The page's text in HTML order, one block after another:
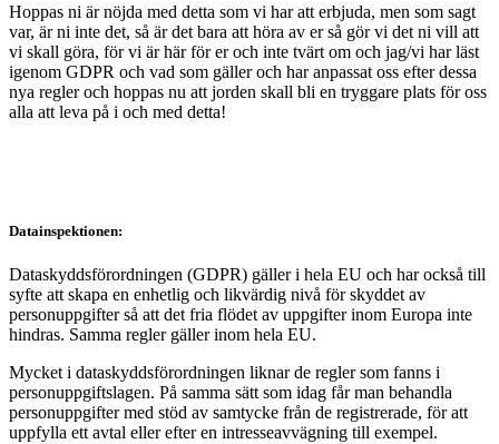
Hoppas ni är nöjda med detta som vi har att erbjuda, men som sagt
var, är ni inte det, så är det bara att höra av er så gör vi det ni vill att
vi skall göra, för vi är här för er och inte tvärt om och jag/vi har läst
igenom GDPR och vad som gäller och har anpassat oss efter dessa
nya regler och hoppas nu att jorden skall bli en tryggare plats för oss
alla att leva på i och med detta!
Datainspektionen:
Dataskyddsförordningen (GDPR) gäller i hela EU och har också till
syfte att skapa en enhetlig och likvärdig nivå för skyddet av
personuppgifter så att det fria flödet av uppgifter inom Europa inte
hindras. Samma regler gäller inom hela EU.
Mycket i dataskyddsförordningen liknar de regler som fanns i
personuppgiftslagen. På samma sätt som idag får man behandla
personuppgifter med stöd av samtycke från de registrerade, för att
uppfylla ett avtal eller efter en intresseavvägning till exempel.